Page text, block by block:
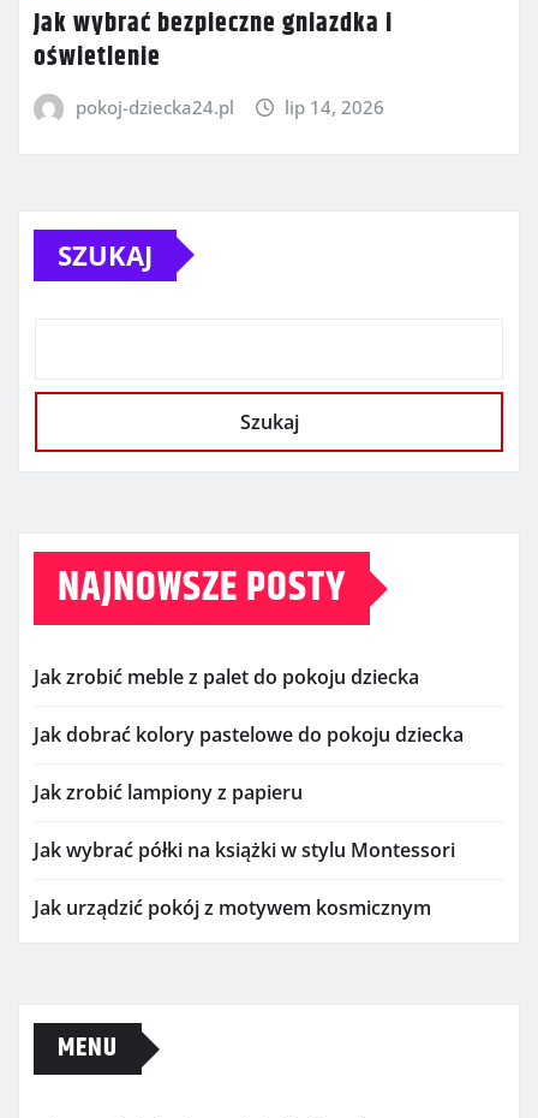
Jak wybrać bezpieczne gniazdka i
oświetlenie
pokoj-dziecka24.pl lip 14, 2026
SZUKAJ
Szukaj
NAJNOWSZE POSTY
Jak zrobić meble z palet do pokoju dziecka
Jak dobrać kolory pastelowe do pokoju dziecka
Jak zrobić lampiony z papieru
Jak wybrać półki na książki w stylu Montessori
Jak urządzić pokój z motywem kosmicznym
MENU